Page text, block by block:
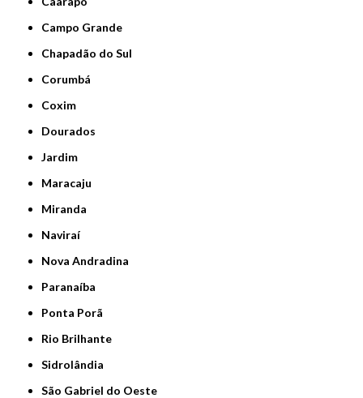
Campo Grande
Chapadão do Sul
Corumbá
Coxim
Dourados
Jardim
Maracaju
Miranda
Naviraí
Nova Andradina
Paranaíba
Ponta Porã
Rio Brilhante
Sidrolândia
São Gabriel do Oeste